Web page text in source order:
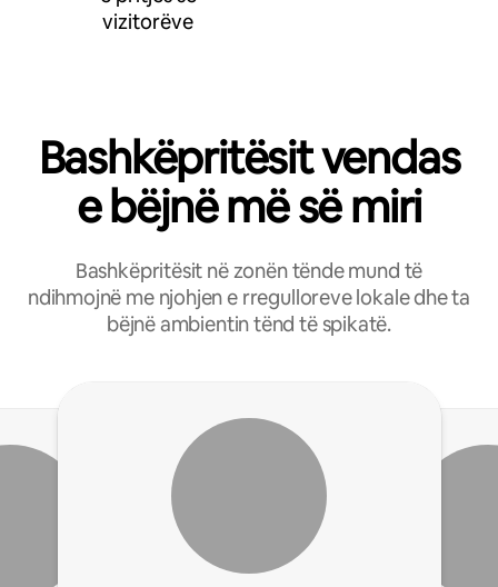
vizitorëve
Bashkëpritësit vendas
e bëjnë më së miri
Bashkëpritësit në zonën tënde mund të
ndihmojnë me njohjen e rregulloreve lokale dhe ta
bëjnë ambientin tënd të spikatë.